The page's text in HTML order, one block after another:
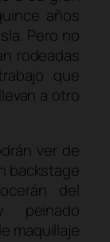
años
Pero no
rodeadas
que
a otro
ver de
backstage
del
peinado
maquillaje